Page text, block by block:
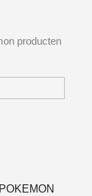
producten